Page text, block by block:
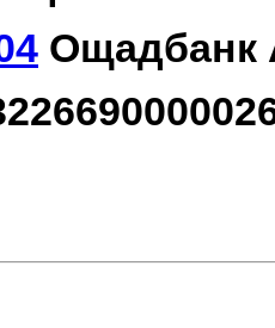
Ощадбанк